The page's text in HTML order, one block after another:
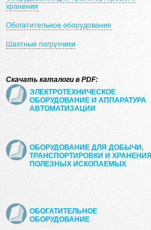
хранения
Обогатительное оборудование
Шахтные погрузчики
Скачать каталоги в PDF:
ЭЛЕКТРОТЕХНИЧЕСКОЕ
ОБОРУДОВАНИЕ И АППАРАТУРА
АВТОМАТИЗАЦИИ
ОБОРУДОВАНИЕ ДЛЯ ДОБЫЧИ,
ТРАНСПОРТИРОВКИ И ХРАНЕНИЯ
ПОЛЕЗНЫХ ИСКОПАЕМЫХ
ОБОГАТИТЕЛЬНОЕ
ОБОРУДОВАНИЕ